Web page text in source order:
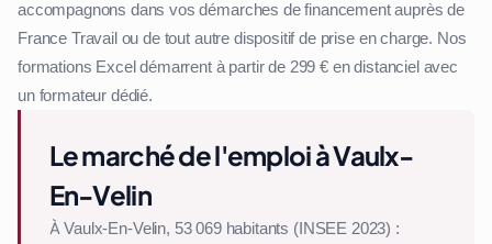
accompagnons dans vos démarches de financement auprès de
France Travail ou de tout autre dispositif de prise en charge. Nos
formations Excel démarrent à partir de 299 € en distanciel avec
un formateur dédié.
Le marché de l'emploi à Vaulx-
En-Velin
À Vaulx-En-Velin, 53 069 habitants (INSEE 2023) :